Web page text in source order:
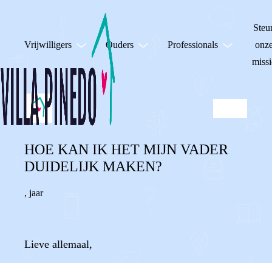
Vrijwilligers Ouders Professionals
HOE KAN IK HET MIJN VADER
DUIDELIJK MAKEN?
, jaar
Lieve allemaal,